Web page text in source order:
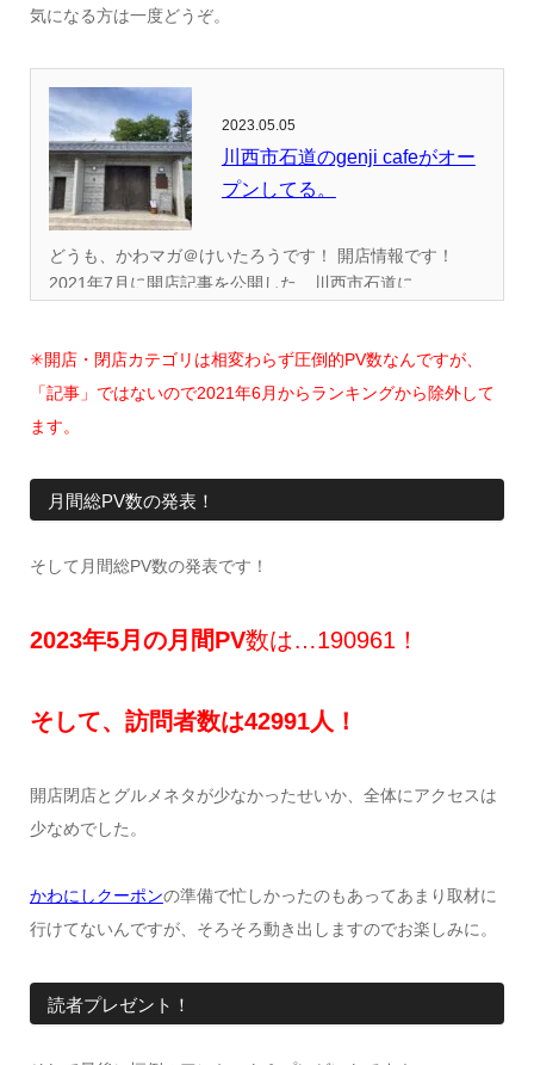
気になる方は一度どうぞ。
2023.05.05
川西市石道のgenji cafeがオー
プンしてる。
どうも、かわマガ＠けいたろうです！ 開店情報です！
2021年7月に開店記事を公開した、川西市石道に...
✳︎開店・閉店カテゴリは相変わらず圧倒的PV数なんですが、
「記事」ではないので2021年6月からランキングから除外して
ます。
月間総PV数の発表！
そして月間総PV数の発表です！
2023年5月の月間PV数は…190961！
そして、訪問者数は42991人！
開店閉店とグルメネタが少なかったせいか、全体にアクセスは
少なめでした。
かわにしクーポンの準備で忙しかったのもあってあまり取材に
行けてないんですが、そろそろ動き出しますのでお楽しみに。
読者プレゼント！